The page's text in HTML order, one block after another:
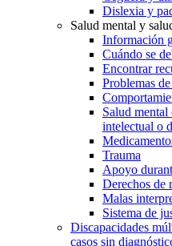
Dislexia y
Salud mental y
Información
Cuándo se
Encontrar
Problemas
Salud mental
intelectual o
Trauma
Apoyo
Derechos de
Malas
Sistema de
Discapacidades
casos sin